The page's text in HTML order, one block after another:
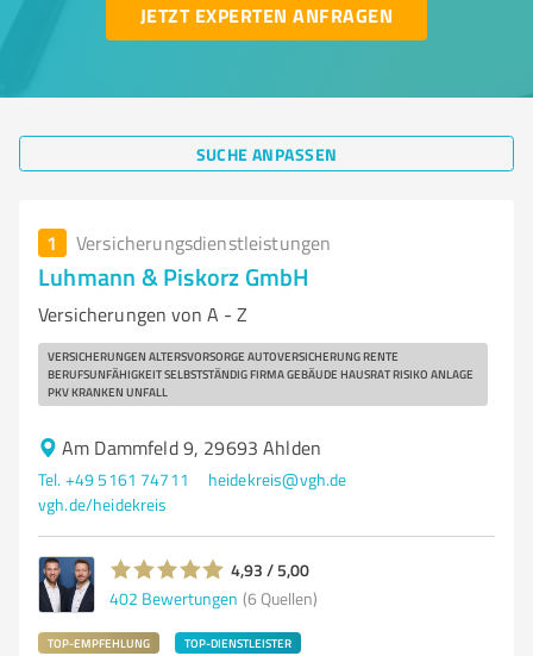
JETZT EXPERTEN ANFRAGEN
SUCHE ANPASSEN
1 Versicherungsdienstleistungen
Luhmann & Piskorz GmbH
Versicherungen von A - Z
VERSICHERUNGEN ALTERSVORSORGE AUTOVERSICHERUNG RENTE
BERUFSUNFÄHIGKEIT SELBSTSTÄNDIG FIRMA GEBÄUDE HAUSRAT RISIKO ANLAGE
PKV KRANKEN UNFALL
Am Dammfeld 9, 29693 Ahlden
Tel. +49 5161 74711
heidekreis@vgh.de
vgh.de/heidekreis
4,93 / 5,00
402 Bewertungen (6 Quellen)
TOP-EMPFEHLUNG TOP-DIENSTLEISTER